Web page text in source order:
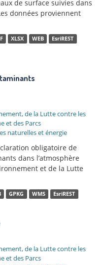
de surface suivies dans
données proviennent
XLSX WEB
EsriREST
de la Lutte contre les
et des Parcs
naturelles et énergie
obligatoire de
dans l’atmosphère
et de la Lutte
GPKG WMS EsriREST
de la Lutte contre les
et des Parcs